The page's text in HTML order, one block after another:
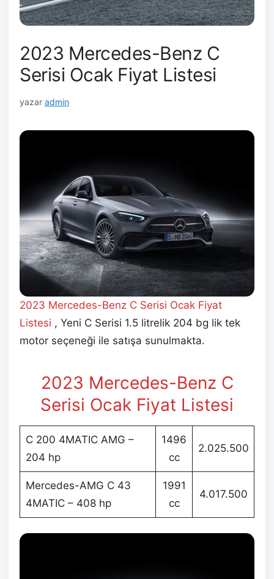
2023 Mercedes-Benz C
Serisi Ocak Fiyat Listesi
yazar admin
2023 Mercedes-Benz C Serisi Ocak Fiyat
Listesi , Yeni C Serisi 1.5 litrelik 204 bg lik tek
motor seçeneği ile satışa sunulmakta.
2023 Mercedes-Benz C
Serisi Ocak Fiyat Listesi
C 200 4MATIC AMG –
204 hp
1496
cc
2.025.500
Mercedes-AMG C 43
4MATIC – 408 hp
1991
cc
4.017.500